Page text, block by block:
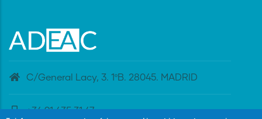
C/General Lacy, 3. 1ºB. 28045. MADRID
+34 91 435 31 47